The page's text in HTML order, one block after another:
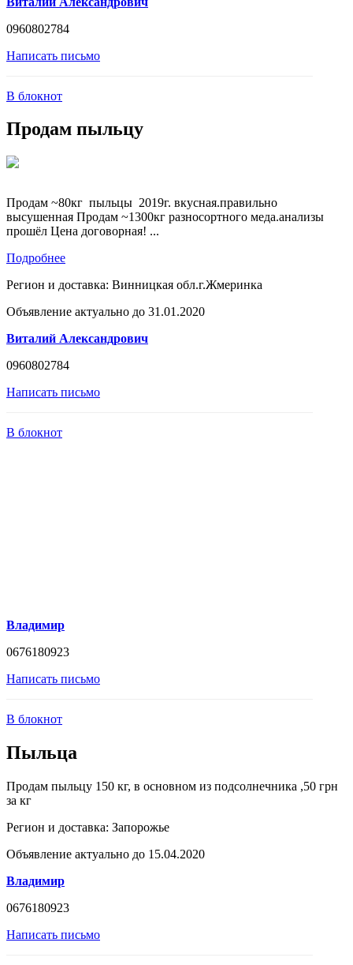
0960802784
Написать письмо
В блокнот
Продам пыльцу
Продам ~80кг пыльцы 2019г. вкусная.правильно
высушенная Продам ~1300кг разносортного меда.анализы
прошёл Цена договорная! ...
Подробнее
Регион и доставка: Винницкая обл.г.Жмеринка
Объявление актуально до 31.01.2020
Виталий Александрович
0960802784
Написать письмо
В блокнот
Владимир
0676180923
Написать письмо
В блокнот
Пыльца
Продам пыльцу 150 кг, в основном из подсолнечника ,50 грн
за кг
Регион и доставка: Запорожье
Объявление актуально до 15.04.2020
Владимир
0676180923
Написать письмо